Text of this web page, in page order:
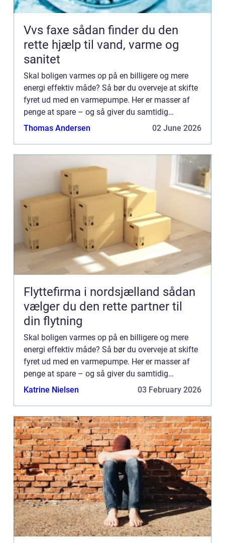
Vvs faxe sådan finder du den
rette hjælp til vand, varme og
sanitet
Skal boligen varmes op på en billigere og mere
energi effektiv måde? Så bør du overveje at skifte
fyret ud med en varmepumpe. Her er masser af
penge at spare – og så giver du samtidig
husstanden en grønnere...
Thomas Andersen 02 June 2026
Flyttefirma i nordsjælland sådan
vælger du den rette partner til
din flytning
Skal boligen varmes op på en billigere og mere
energi effektiv måde? Så bør du overveje at skifte
fyret ud med en varmepumpe. Her er masser af
penge at spare – og så giver du samtidig
husstanden en grønnere...
Katrine Nielsen 03 February 2026